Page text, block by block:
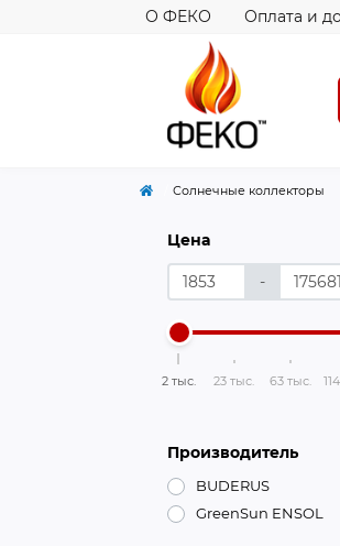
О ФЕКО Оплата и
Солнечные коллекторы
Цена
-
2 тыс. 23 тыс. 63 тыс.
Производитель
BUDERUS
GreenSun ENSOL